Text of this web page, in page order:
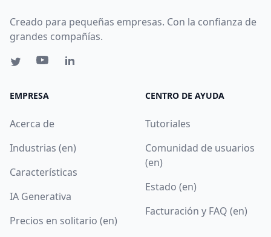
Creado para pequeñas empresas. Con la confianza de
grandes compañías.
EMPRESA
Acerca de
Industrias (en)
Características
IA Generativa
Precios en solitario (en)
CENTRO DE AYUDA
Tutoriales
Comunidad de usuarios
(en)
Estado (en)
Facturación y FAQ (en)